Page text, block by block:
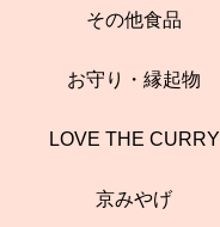
その他食品
お守り・縁起物
LOVE THE CURRY
京みやげ